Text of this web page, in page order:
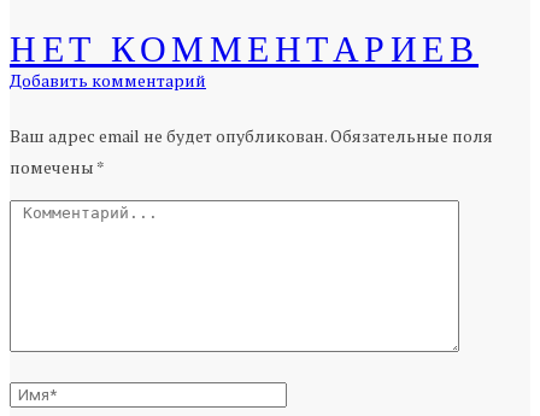
НЕТ КОММЕНТАРИЕВ
Добавить комментарий
Ваш адрес email не будет опубликован.Обязательные поля
помечены *